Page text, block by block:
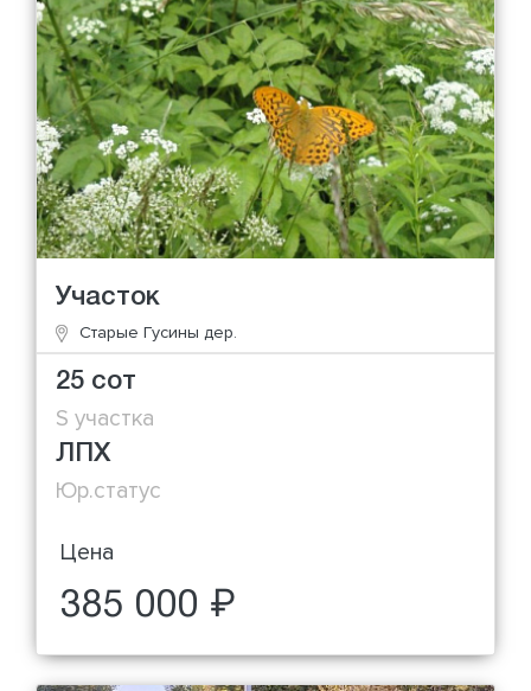
Участок
Старые Гусины дер.
25 сот
S участка
ЛПХ
Юр.статус
Цена
385 000 ₽